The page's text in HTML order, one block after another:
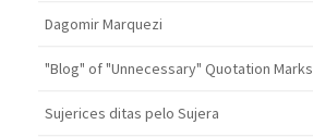
Dagomir Marquezi
"Blog" of "Unnecessary" Quotation Marks
Sujerices ditas pelo Sujera